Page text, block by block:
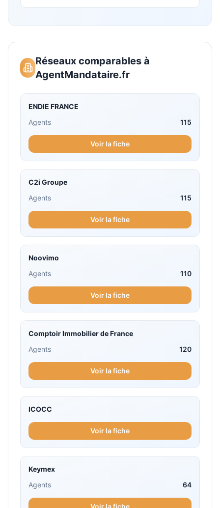
Réseaux comparables à
AgentMandataire.fr
ENDIE FRANCE
Agents
115
Voir la fiche
C2i Groupe
Agents
115
Voir la fiche
Noovimo
Agents
110
Voir la fiche
Comptoir Immobilier de France
Agents
120
Voir la fiche
ICOCC
Voir la fiche
Keymex
Agents
64
Voir la fiche